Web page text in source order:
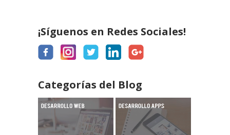
¡Síguenos en Redes Sociales!
Categorías del Blog